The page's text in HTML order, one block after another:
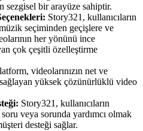
sezgisel bir arayüze sahiptir.
Story321, kullanıcıların
seçiminden geçişlere ve
her yönünü ince
çok çeşitli özelleştirme
videolarınızın net ve
yüksek çözünürlüklü video
Story321, kullanıcıların
veya sorunda yardımcı olmak
desteği sağlar.